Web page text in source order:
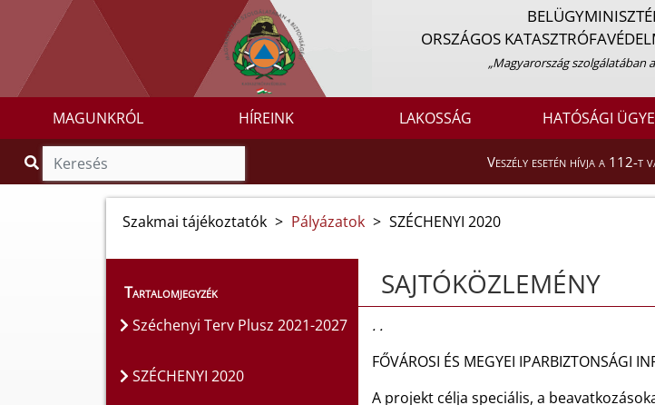
ORSZÁGOS
„Magyarország szolgálatában
MAGUNKRÓL HÍREINK LAKOSSÁG HATÓSÁGI
Veszély esetén hívja a 112-t
Szakmai tájékoztatók > Pályázatok > SZÉCHENYI 2020
Tartalomjegyzék
Széchenyi Terv Plusz 2021-2027
SZÉCHENYI 2020
SAJTÓKÖZLEMÉNY
. .
FŐVÁROSI ÉS MEGYEI IPARBIZTONSÁGI
A projekt célja speciális, a